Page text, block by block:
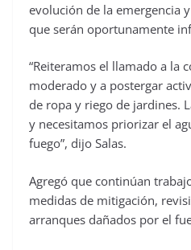
evolución de la emergencia
que serán oportunamente
“Reiteramos el llamado a la
moderado y a postergar
de ropa y riego de jardines.
y necesitamos priorizar el
fuego”, dijo Salas.
Agregó que continúan
medidas de mitigación,
arranques dañados por el